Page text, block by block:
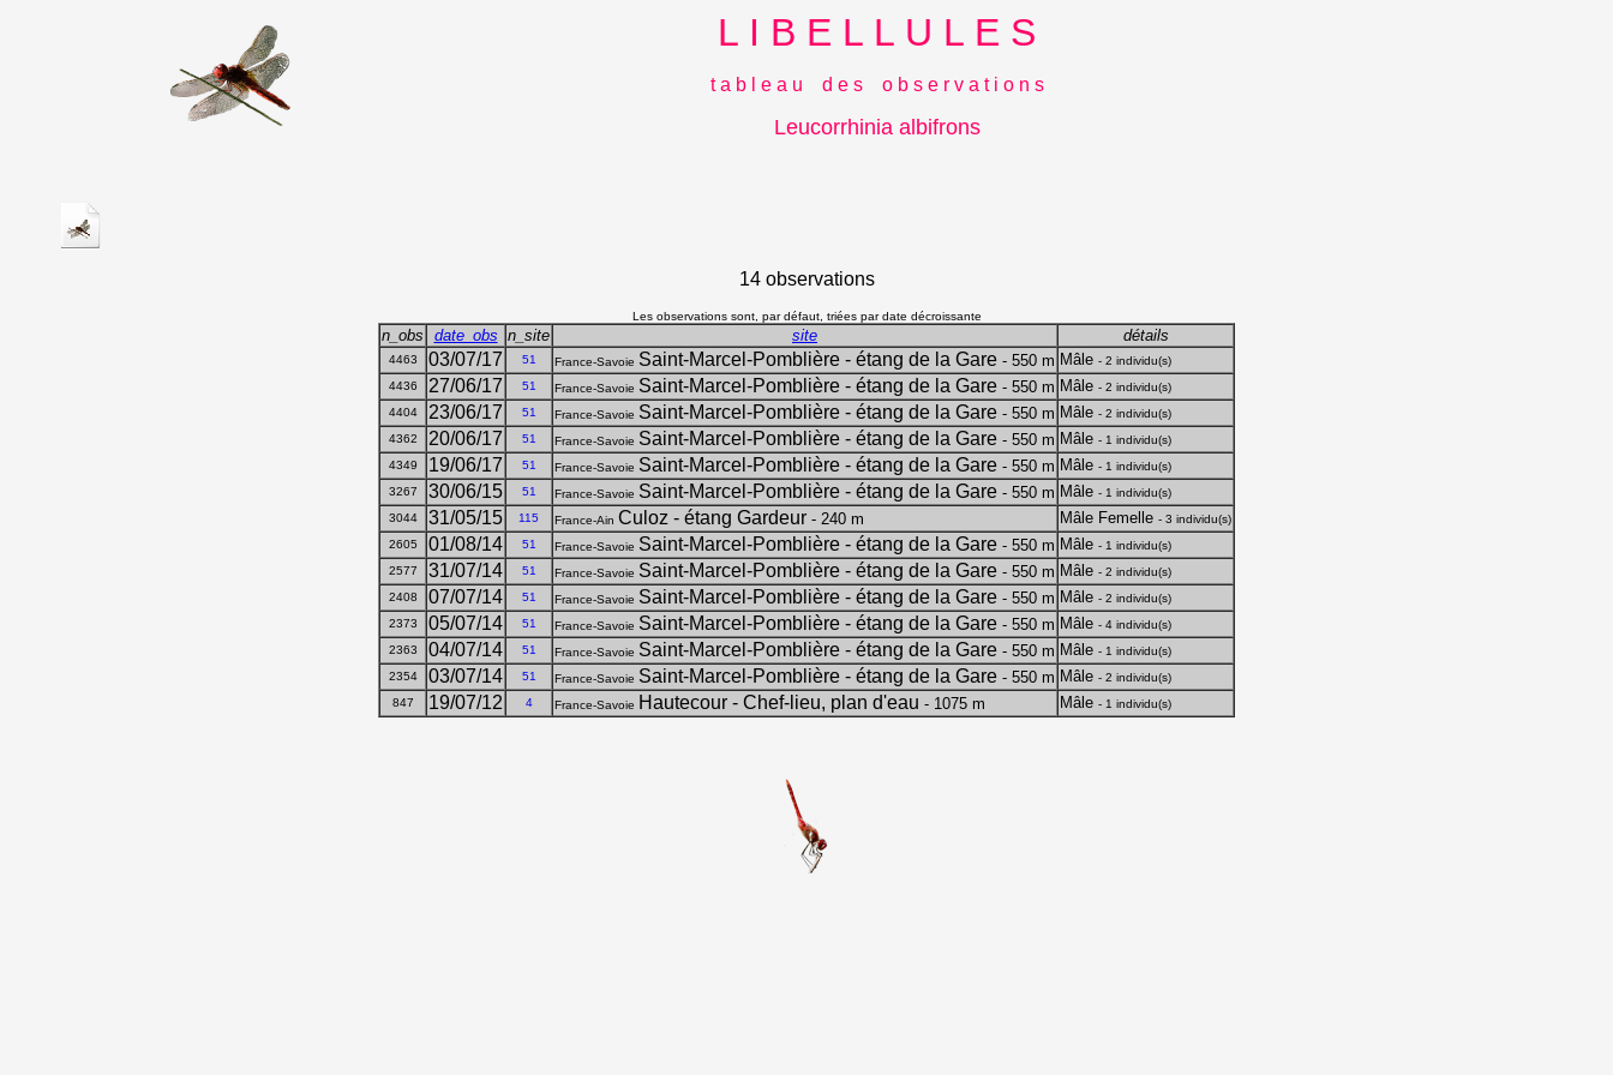
L I B E L L U L E S
t a b l e a u d e s o b s e r v a t i o n s
Leucorrhinia albifrons
14 observations
Les observations sont, par défaut, triées par date décroissante
n_obs date_obs n_site site détails
4463 03/07/17 51 France-Savoie Saint-Marcel-Pomblière - étang de la Gare - 550 m Mâle - 2 individu(s)
4436
27/06/17 51 France-Savoie Saint-Marcel-Pomblière - étang de la Gare - 550 m Mâle - 2 individu(s)
4404
23/06/17 51 France-Savoie Saint-Marcel-Pomblière - étang de la Gare - 550 m Mâle - 2 individu(s)
4362
20/06/17 51 France-Savoie Saint-Marcel-Pomblière - étang de la Gare - 550 m Mâle - 1 individu(s)
4349
19/06/17 51 France-Savoie Saint-Marcel-Pomblière - étang de la Gare - 550 m Mâle - 1 individu(s)
3267
30/06/15 51 France-Savoie Saint-Marcel-Pomblière - étang de la Gare - 550 m Mâle - 1 individu(s)
3044
31/05/15 115 France-Ain Culoz - étang Gardeur - 240 m Mâle Femelle - 3 individu(s)
2605
01/08/14 51 France-Savoie Saint-Marcel-Pomblière - étang de la Gare - 550 m Mâle - 1 individu(s)
2577
31/07/14 51 France-Savoie Saint-Marcel-Pomblière - étang de la Gare - 550 m Mâle - 2 individu(s)
2408
07/07/14 51 France-Savoie Saint-Marcel-Pomblière - étang de la Gare - 550 m Mâle - 2 individu(s)
2373
05/07/14 51 France-Savoie Saint-Marcel-Pomblière - étang de la Gare - 550 m Mâle - 4 individu(s)
2363
04/07/14 51 France-Savoie Saint-Marcel-Pomblière - étang de la Gare - 550 m Mâle - 1 individu(s)
2354
03/07/14 51 France-Savoie Saint-Marcel-Pomblière - étang de la Gare - 550 m Mâle - 2 individu(s)
847
19/07/12 4 France-Savoie Hautecour - Chef-lieu, plan d'eau - 1075 m Mâle - 1 individu(s)